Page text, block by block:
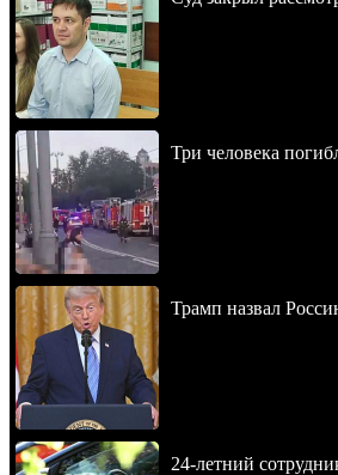
Три человека
Трамп назвал
24-летний